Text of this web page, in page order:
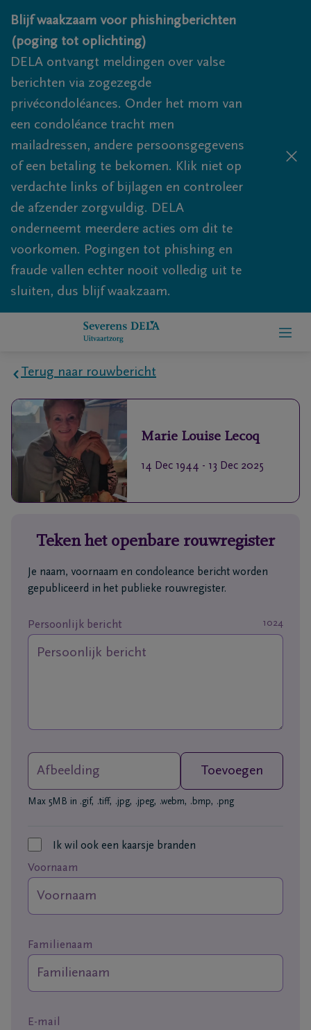
Overslaan en naar inhoud gaan
Blijf waakzaam voor phishingberichten
(poging tot oplichting)
DELA ontvangt meldingen over valse
berichten via zogezegde
privécondoléances. Onder het mom van
een condoléance tracht men
mailadressen, andere persoonsgegevens
of een betaling te bekomen. Klik niet op
verdachte links of bijlagen en controleer
de afzender zorgvuldig. DELA
onderneemt meerdere acties om dit te
voorkomen. Pogingen tot phishing en
fraude vallen echter nooit volledig uit te
sluiten, dus blijf waakzaam.
Home
Wie
zijn
regelen
Ons
vragen
We
zijn er
voor je
+32
+32
Overpelt
Terug naar rouwbericht
Marie Louise Lecoq
14 Dec 1944 - 13 Dec 2025
Teken het openbare rouwregister
Je naam, voornaam en condoleance bericht worden
gepubliceerd in het publieke rouwregister.
1024
Persoonlijk bericht
Afbeelding Toevoegen
Max 5MB in .gif, .tiff, .jpg, .jpeg, .webm, .bmp, .png
Ik wil ook een kaarsje branden
Voornaam
Familienaam
E-mail